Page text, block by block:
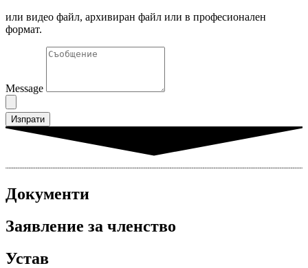
или видео файл, архивиран файл или в професионален
формат.
Message
Изпрати
Документи
Заявление за членство
Устав